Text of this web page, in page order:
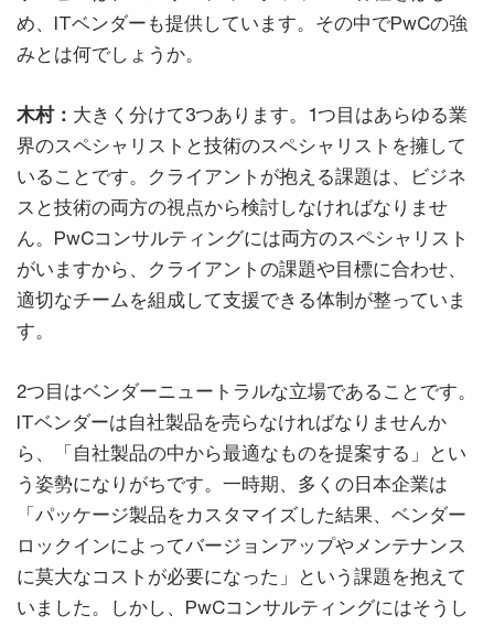
め、ITベンダーも提供しています。その中でPwCの強
みとは何でしょうか。
木村： 大きく分けて3つあります。1つ目はあらゆる業
界のスペシャリストと技術のスペシャリストを擁して
いることです。クライアントが抱える課題は、ビジネ
スと技術の両方の視点から検討しなければなりませ
ん。PwCコンサルティングには両方のスペシャリスト
がいますから、クライアントの課題や目標に合わせ、
適切なチームを組成して支援できる体制が整っていま
す。
2つ目はベンダーニュートラルな立場であることです。
ITベンダーは自社製品を売らなければなりませんか
ら、「自社製品の中から最適なものを提案する」とい
う姿勢になりがちです。一時期、多くの日本企業は
「パッケージ製品をカスタマイズした結果、ベンダー
ロックインによってバージョンアップやメンテナンス
に莫大なコストが必要になった」という課題を抱えて
いました。しかし、PwCコンサルティングにはそうし